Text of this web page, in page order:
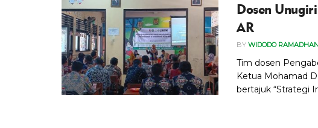
Dosen
AR
BY WIDODO
Tim dosen
Ketua Mohamad
bertajuk “Strategi